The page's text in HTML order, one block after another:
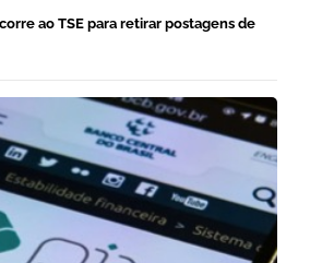
ao TSE para retirar postagens de